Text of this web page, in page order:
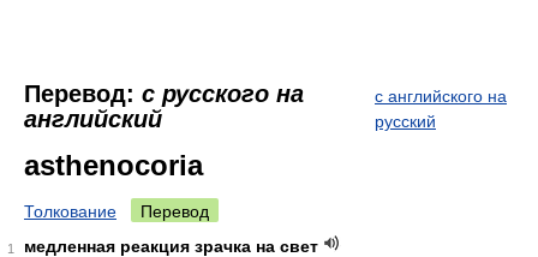
Перевод: с русского на
английский
с английского на
русский
asthenocoria
Толкование Перевод
1
медленная реакция зрачка на свет